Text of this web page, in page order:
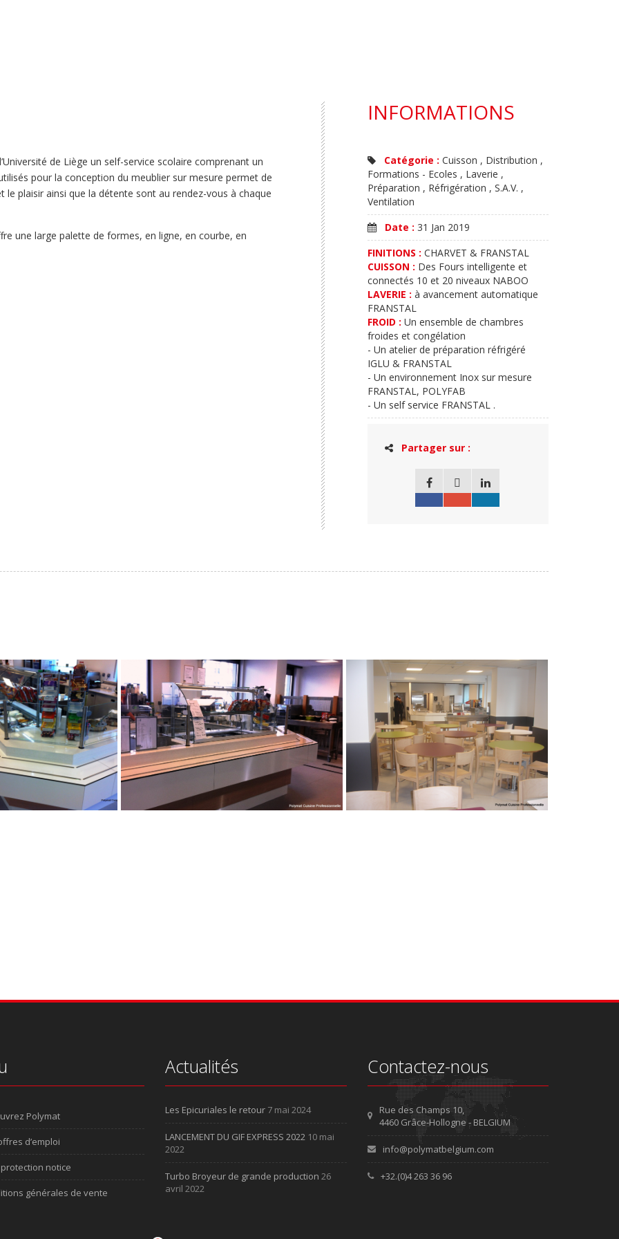
de Liège un self-service scolaire comprenant un
pour la conception du meublier sur mesure permet de
plaisir ainsi que la détente sont au rendez-vous à chaque
une large palette de formes, en ligne, en courbe, en
INFORMATIONS
Catégorie : Cuisson , Distribution ,
Formations - Ecoles , Laverie ,
Préparation , Réfrigération , S.A.V. ,
Ventilation
Date : 31 Jan 2019
FINITIONS : CHARVET & FRANSTAL
CUISSON : Des Fours intelligente et
connectés 10 et 20 niveaux NABOO
LAVERIE : à avancement automatique
FRANSTAL
FROID : Un ensemble de chambres
froides et congélation
- Un atelier de préparation réfrigéré
IGLU & FRANSTAL
- Un environnement Inox sur mesure
FRANSTAL, POLYFAB
- Un self service FRANSTAL .
Partager sur :
Polymat
d’emploi
notice
générales de vente
Actualités
Les Epicuriales le retour 7 mai 2024
LANCEMENT DU GIF EXPRESS 2022 10 mai
2022
Turbo Broyeur de grande production 26
avril 2022
Contactez-nous
Rue des Champs 10,
4460 Grâce-Hollogne - BELGIUM
info@polymatbelgium.com
+32.(0)4 263 36 96